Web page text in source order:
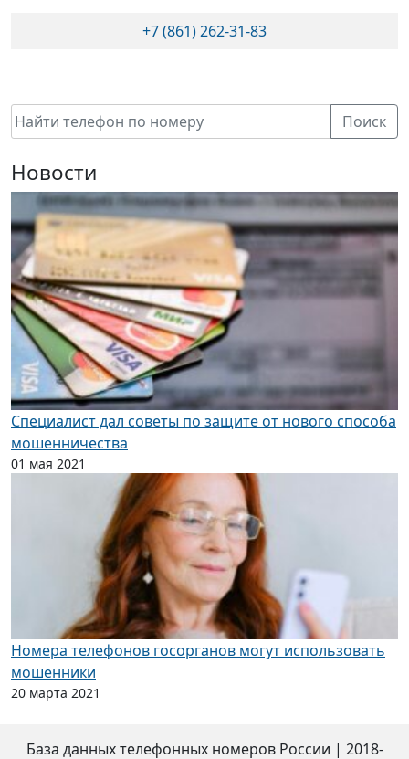
+7 (861) 262-31-83
Поиск
Новости
Специалист дал советы по защите от нового способа
мошенничества
01 мая 2021
Номера телефонов госорганов могут использовать
мошенники
20 марта 2021
База данных телефонных номеров России | 2018-